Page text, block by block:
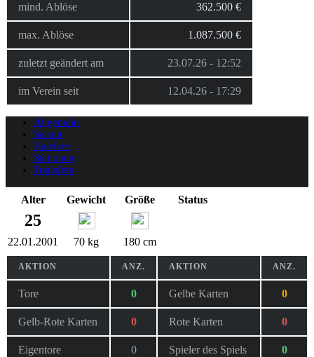
mind. Ablöse 362.500 €
max. Ablöse 1.087.500 €
zuletzt geändert am 23.07.26 - 12:52
im Verein seit 12.04.26 - 17:29
Allgemein
Saison
Karriere
Stationen
Transfers
Alter
25
22.01.2001
Gewicht
70 kg
Größe
180 cm
Status
AKTION ANZ. AKTION ANZ.
Tore 0 Gelbe Karten 0
Gelb-Rote Karten 0 Rote Karten 0
Eigentore 0 Spieler des Spiels 0